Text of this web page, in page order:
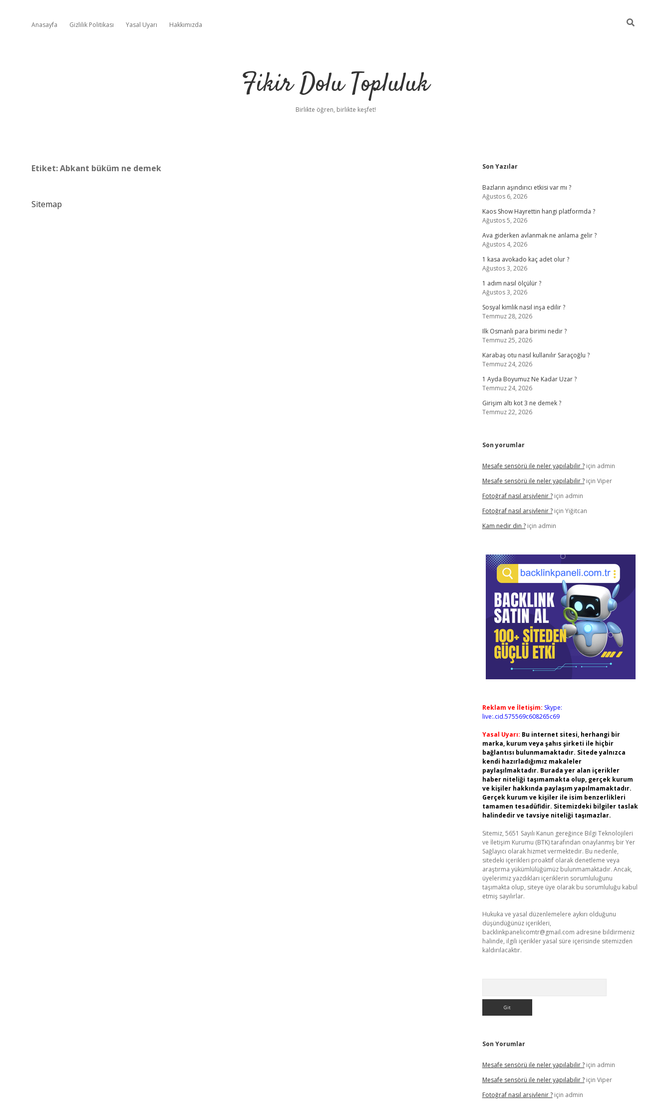
Anasayfa Gizlilik Politikası Yasal Uyarı Hakkımızda
Fikir Dolu Topluluk
Birlikte öğren, birlikte keşfet!
Etiket:Abkant büküm ne demek
Sitemap
Sidebar
Son Yazılar
Bazların aşındırıcı etkisi var mı ?
Ağustos 6, 2026
Kaos Show Hayrettin hangi platformda ?
Ağustos 5, 2026
Ava giderken avlanmak ne anlama gelir ?
Ağustos 4, 2026
1 kasa avokado kaç adet olur ?
Ağustos 3, 2026
1 adım nasıl ölçülür ?
Ağustos 3, 2026
Sosyal kimlik nasıl inşa edilir ?
Temmuz 28, 2026
Ilk Osmanlı para birimi nedir ?
Temmuz 25, 2026
Karabaş otu nasıl kullanılır Saraçoğlu ?
Temmuz 24, 2026
1 Ayda Boyumuz Ne Kadar Uzar ?
Temmuz 24, 2026
Girişim altı kot 3 ne demek ?
Temmuz 22, 2026
Son yorumlar
Mesafe sensörü ile neler yapılabilir ?için admin
Mesafe sensörü ile neler yapılabilir ?için Viper
Fotoğraf nasıl arşivlenir ?için admin
Fotoğraf nasıl arşivlenir ?için Yiğitcan
Kam nedir din ?için admin
Reklam ve İletişim: Skype:
live:.cid.575569c608265c69
Yasal Uyarı: Bu internet sitesi, herhangi bir
marka, kurum veya şahıs şirketi ile hiçbir
bağlantısı bulunmamaktadır. Sitede yalnızca
kendi hazırladığımız makaleler
paylaşılmaktadır. Burada yer alan içerikler
haber niteliği taşımamakta olup, gerçek kurum
ve kişiler hakkında paylaşım yapılmamaktadır.
Gerçek kurum ve kişiler ile isim benzerlikleri
tamamen tesadüfidir. Sitemizdeki bilgiler taslak
halindedir ve tavsiye niteliği taşımazlar.
Sitemiz, 5651 Sayılı Kanun gereğince Bilgi Teknolojileri
ve İletişim Kurumu (BTK) tarafından onaylanmış bir Yer
Sağlayıcı olarak hizmet vermektedir. Bu nedenle,
sitedeki içerikleri proaktif olarak denetleme veya
araştırma yükümlülüğümüz bulunmamaktadır. Ancak,
üyelerimiz yazdıkları içeriklerin sorumluluğunu
taşımakta olup, siteye üye olarak bu sorumluluğu kabul
etmiş sayılırlar.
Hukuka ve yasal düzenlemelere aykırı olduğunu
düşündüğünüz içerikleri,
backlinkpanelicomtr@gmail.com adresine bildirmeniz
halinde, ilgili içerikler yasal süre içerisinde sitemizden
kaldırılacaktır.
Son Yorumlar
Mesafe sensörü ile neler yapılabilir ?için admin
Mesafe sensörü ile neler yapılabilir ?için Viper
Fotoğraf nasıl arşivlenir ?için admin